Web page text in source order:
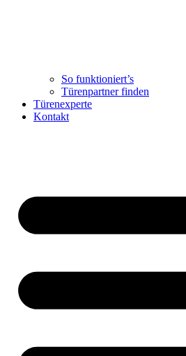
So funktioniert’s
Türenpartner finden
Türenexperte
Kontakt